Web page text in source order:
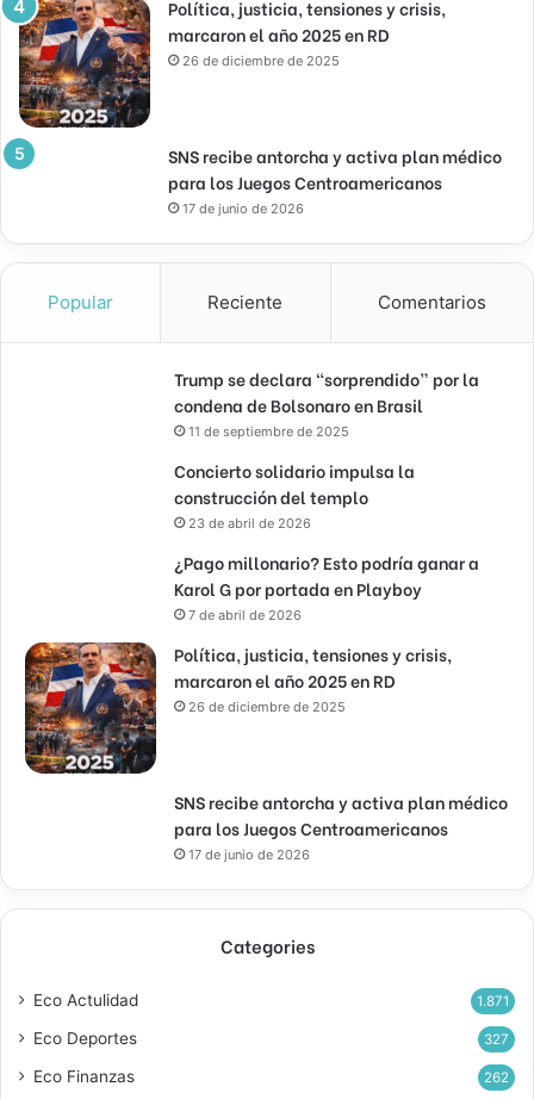
Política, justicia, tensiones y crisis,
marcaron el año 2025 en RD
26 de diciembre de 2025
SNS recibe antorcha y activa plan médico
para los Juegos Centroamericanos
17 de junio de 2026
Popular Reciente Comentarios
Trump se declara “sorprendido” por la
condena de Bolsonaro en Brasil
11 de septiembre de 2025
Concierto solidario impulsa la
construcción del templo
23 de abril de 2026
¿Pago millonario? Esto podría ganar a
Karol G por portada en Playboy
7 de abril de 2026
Política, justicia, tensiones y crisis,
marcaron el año 2025 en RD
26 de diciembre de 2025
SNS recibe antorcha y activa plan médico
para los Juegos Centroamericanos
17 de junio de 2026
Categories
Eco Actulidad 1.871
Eco Deportes 327
Eco Finanzas 262